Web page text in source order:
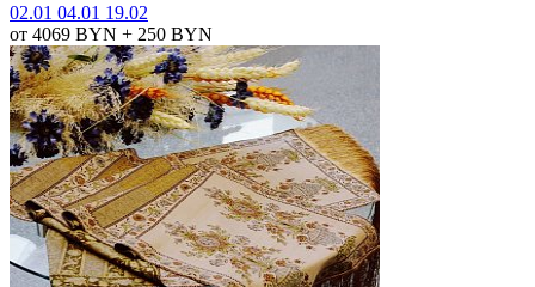
02.01 04.01 19.02
от 4069 BYN + 250 BYN